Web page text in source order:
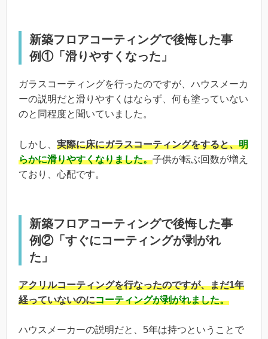
新築フロアコーティングで後悔した事
例①「滑りやすくなった」
ガラスコーティングを行ったのですが、ハウスメーカ
ーの説明だと滑りやすくはならず、何も塗っていない
のと同程度と聞いていました。
しかし、 実際に床にガラスコーティングをすると、明
らかに滑りやすくなりました。子供が転ぶ回数が増え
ており、心配です。
新築フロアコーティングで後悔した事
例②「すぐにコーティングが剥がれ
た」
アクリルコーティングを行なったのですが、まだ1年
経っていないのにコーティングが剥がれました。
ハウスメーカーの説明だと、5年は持つということで